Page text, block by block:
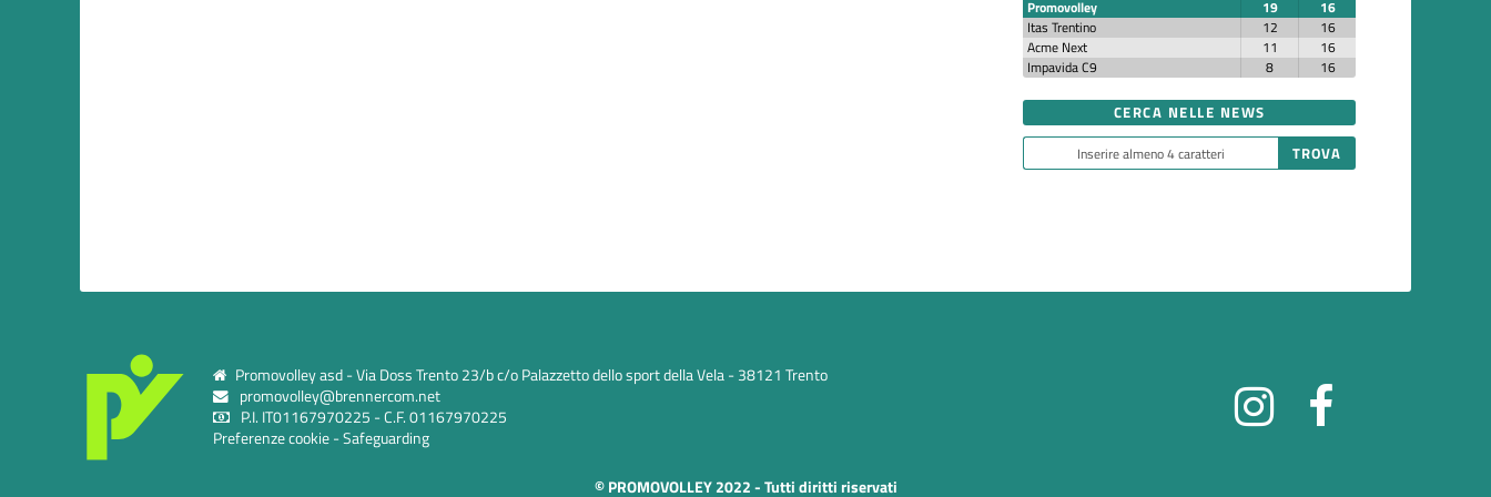
Promovolley
19
16
Itas Trentino
12
16
Acme Next
11
16
Impavida C9
8 16
CERCA NELLE NEWS
Promovolley asd - Via Doss Trento 23/b c/o Palazzetto dello sport della Vela - 38121 Trento
promovolley@brennercom.net
P.I. IT01167970225 - C.F. 01167970225
Preferenze cookie -Safeguarding
© PROMOVOLLEY 2022 - Tutti diritti riservati